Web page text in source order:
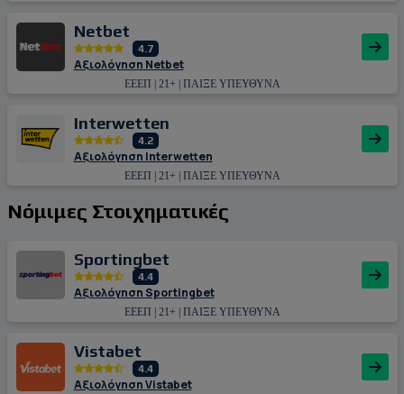
Netbet
4.7
Αξιολόγηση Netbet
ΕΕΕΠ | 21+ | ΠΑΙΞΕ ΥΠΕΥΘΥΝΑ
Interwetten
4.2
Αξιολόγηση Interwetten
ΕΕΕΠ | 21+ | ΠΑΙΞΕ ΥΠΕΥΘΥΝΑ
Νόμιμες Στοιχηματικές
Sportingbet
4.4
Αξιολόγηση Sportingbet
ΕΕΕΠ | 21+ | ΠΑΙΞΕ ΥΠΕΥΘΥΝΑ
Vistabet
4.4
Αξιολόγηση Vistabet